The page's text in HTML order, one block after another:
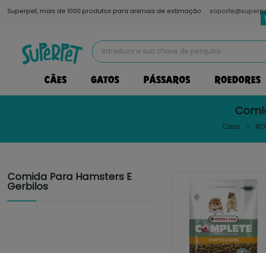
Superpet, mais de 1000 produtos para animais de estimação.
CÃES GATOS PÁSSAROS ROEDORES
Casa
Comida Para Hamsters E
Gerbilos